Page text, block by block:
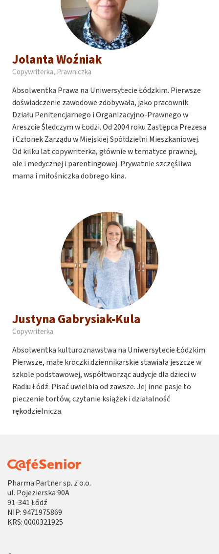
Jolanta Woźniak
Copywriterka, Prawniczka
Absolwentka Prawa na Uniwersytecie Łódzkim. Pierwsze
doświadczenie zawodowe zdobywała, jako pracownik
Działu Penitencjarnego i Organizacyjno-Prawnego w
Areszcie Śledczym w Łodzi. Od 2004 roku Zastępca Prezesa
i Członek Zarządu w Miejskiej Spółdzielni Mieszkaniowej.
Od kilku lat copywriterka, głównie w tematyce prawnej,
ale i medycznej i parentingowej. Prywatnie szczęśliwa
mama i miłośniczka dobrego kina.
Justyna Gabrysiak-Kula
Copywriterka
Absolwentka kulturoznawstwa na Uniwersytecie Łódzkim.
Pierwsze, małe kroczki dziennikarskie stawiała jeszcze w
szkole podstawowej, współtworząc audycje dla dzieci w
Radiu Łódź. Pisać uwielbia od zawsze. Jej inne pasje to
pieczenie tortów, czytanie książek i działalność
rękodzielnicza.
Pharma Partner sp. z o.o.
ul. Pojezierska 90A
91-341 Łódź
NIP: 9471975869
KRS: 0000321925